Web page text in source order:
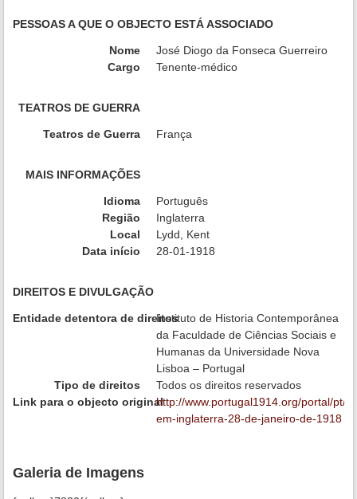
PESSOAS A QUE O OBJECTO ESTÁ ASSOCIADO
Nome
José Diogo da Fonseca Guerreiro
Cargo
Tenente-médico
TEATROS DE GUERRA
Teatros de Guerra França
MAIS INFORMAÇÕES
Idioma
Português
Região
Inglaterra
Local
Lydd, Kent
Data início
28-01-1918
DIREITOS E DIVULGAÇÃO
Entidade detentora de direitosInstituto de Historia Contemporânea
da Faculdade de Ciências Sociais e
Humanas da Universidade Nova
Lisboa – Portugal
Tipo de direitos
Todos os direitos reservados
Link para o objecto originalhttp://www.portugal1914.org/portal/pt/
em-inglaterra-28-de-janeiro-de-1918
Galeria de Imagens